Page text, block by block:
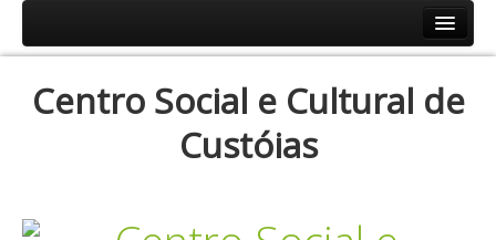
Resp.Sociais
Centro de Convívio
Centro Social e Cultural de
Custóias